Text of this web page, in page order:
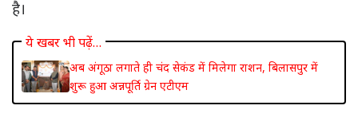
है।
ये खबर भी पढ़ें…
अब अंगूठा लगाते ही चंद सेकंड में मिलेगा राशन, बिलासपुर में
शुरू हुआ अन्नपूर्ति ग्रेन एटीएम